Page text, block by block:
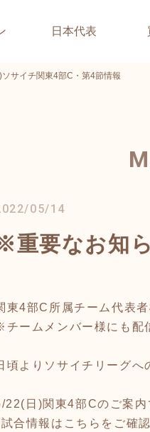
日本代表
サイチ関東4部C・第4節情報
05/14
重要なお知
東4部C所属チーム代表
チームメンバー様にも配
頃よりソサイチリーグへ
22(日)関東4部Cのご案内
試合情報はこちらをご確